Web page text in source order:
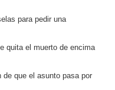
para pedir una
quita el muerto de encima
que el asunto pasa por